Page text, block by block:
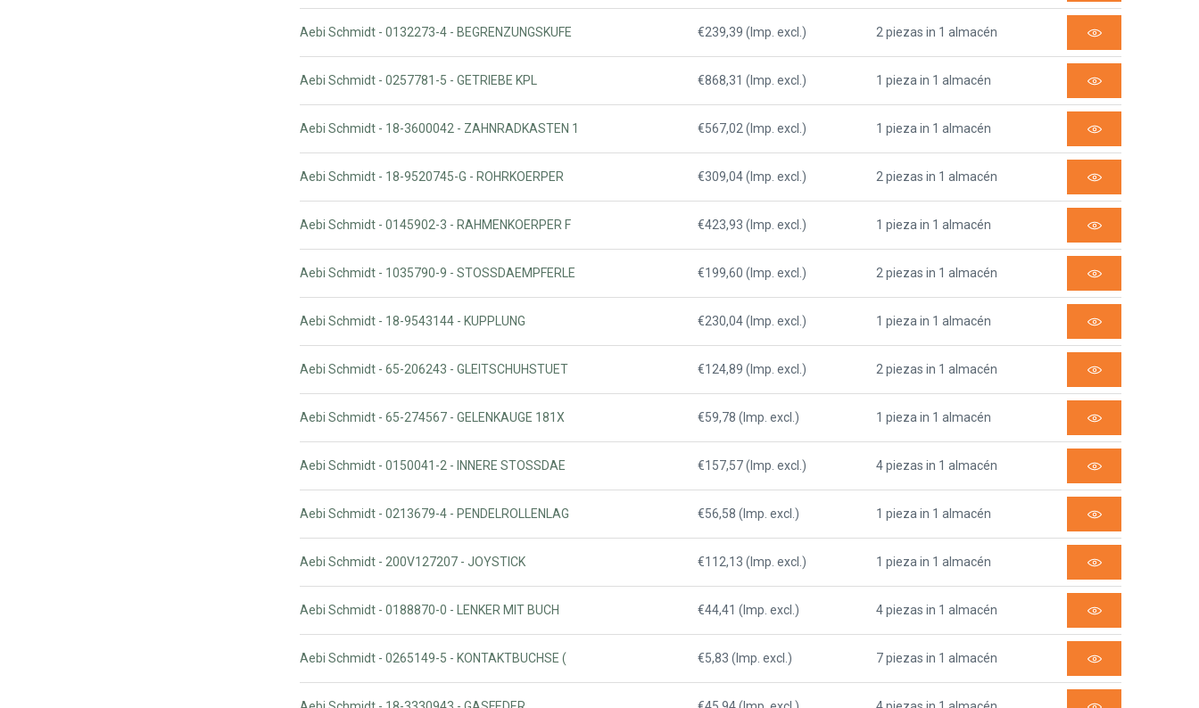
Aebi Schmidt - 0132273-4 - BEGRENZUNGSKUFE €239,39 (Imp. excl.) 2 piezas in 1 almacén
Aebi Schmidt - 0257781-5 - GETRIEBE KPL €868,31 (Imp. excl.) 1 pieza in 1 almacén
Aebi Schmidt - 18-3600042 - ZAHNRADKASTEN 1 €567,02 (Imp. excl.) 1 pieza in 1 almacén
Aebi Schmidt - 18-9520745-G - ROHRKOERPER €309,04 (Imp. excl.) 2 piezas in 1 almacén
Aebi Schmidt - 0145902-3 - RAHMENKOERPER F €423,93 (Imp. excl.) 1 pieza in 1 almacén
Aebi Schmidt - 1035790-9 - STOSSDAEMPFERLE €199,60 (Imp. excl.) 2 piezas in 1 almacén
Aebi Schmidt - 18-9543144 - KUPPLUNG €230,04 (Imp. excl.) 1 pieza in 1 almacén
Aebi Schmidt - 65-206243 - GLEITSCHUHSTUET €124,89 (Imp. excl.) 2 piezas in 1 almacén
Aebi Schmidt - 65-274567 - GELENKAUGE 181X €59,78 (Imp. excl.) 1 pieza in 1 almacén
Aebi Schmidt - 0150041-2 - INNERE STOSSDAE €157,57 (Imp. excl.) 4 piezas in 1 almacén
Aebi Schmidt - 0213679-4 - PENDELROLLENLAG €56,58 (Imp. excl.) 1 pieza in 1 almacén
Aebi Schmidt - 200V127207 - JOYSTICK €112,13 (Imp. excl.) 1 pieza in 1 almacén
Aebi Schmidt - 0188870-0 - LENKER MIT BUCH €44,41 (Imp. excl.) 4 piezas in 1 almacén
Aebi Schmidt - 0265149-5 - KONTAKTBUCHSE ( €5,83 (Imp. excl.) 7 piezas in 1 almacén